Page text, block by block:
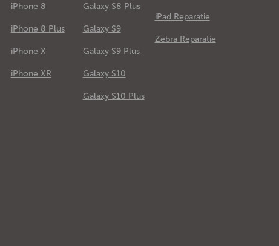
iPhone 8
iPhone 8 Plus
iPhone X
iPhone XR
Galaxy S8 Plus
Galaxy S9
Galaxy S9 Plus
Galaxy S10
Galaxy S10 Plus
iPad Reparatie
Zebra Reparatie